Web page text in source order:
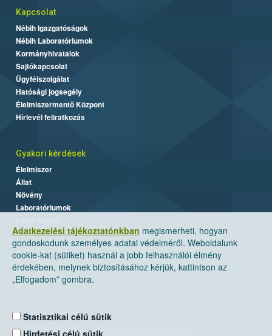
Adatkezelési tájékoztatónkban megismerheti, hogyan
gondoskodunk személyes adatai védelméről. Weboldalunk
cookie-kat (sütiket) használ a jobb felhasználói élmény
érdekében, melynek biztosításához kérjük, kattintson az
„Elfogadom” gombra.
Statisztikai célú sütik
Hirdetési célú sütik
Kapcsolat
Nébih Igazgatóságok
Nébih Laboratóriumok
Kormányhivatalok
Sajtókapcsolat
Ügyfélszolgálat
Hatósági jogsegély
Élelmiszermentő Központ
Hírlevél feliratkozás
Gyakori kérdések
Élelmiszer
Állat
Növény
Laboratóriumok
Nemzeti Élelmiszerlánc-biztonsági Hivatal